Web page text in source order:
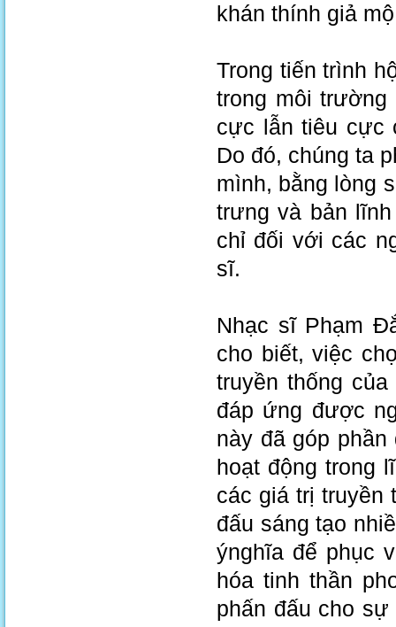
khán thính giả
Trong tiến trình
trong môi
cực lẫn tiêu cực
Do đó, chúng ta
mình, bằng lòng
trưng và bản
chỉ đối với các
sĩ.
Nhạc sĩ Phạm
cho biết, việc
truyền thống
đáp ứng được
này đã góp
hoạt động trong
các giá trị truyền
đấu sáng tạo
ýnghĩa để phục
hóa tinh thần
phấn đấu cho